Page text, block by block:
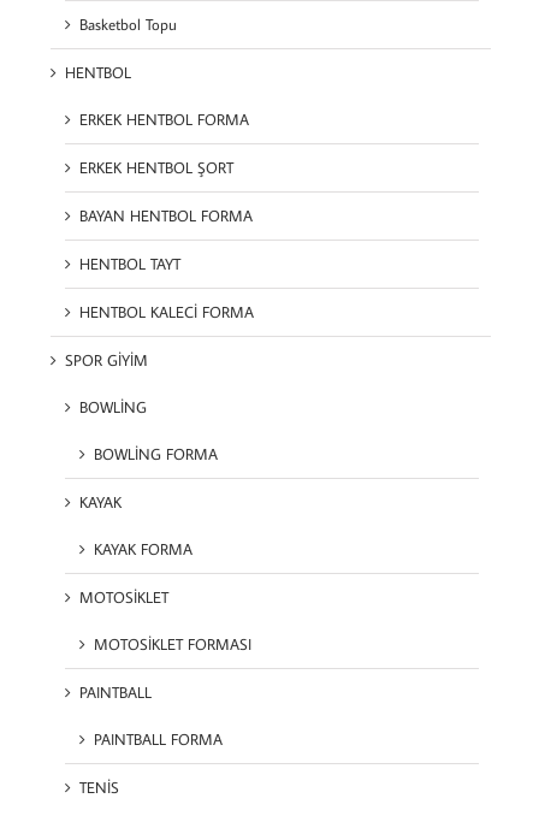
Basketbol Topu
HENTBOL
ERKEK HENTBOL FORMA
ERKEK HENTBOL ŞORT
BAYAN HENTBOL FORMA
HENTBOL TAYT
HENTBOL KALECİ FORMA
SPOR GİYİM
BOWLİNG
BOWLİNG FORMA
KAYAK
KAYAK FORMA
MOTOSİKLET
MOTOSİKLET FORMASI
PAINTBALL
PAINTBALL FORMA
TENİS